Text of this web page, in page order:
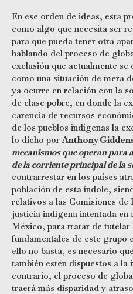
En ese orden de ideas, esta
como algo que necesita ser
para que pueda tener otra
hablando del proceso de
exclusión que actualmente
como una situación de mera
ya ocurre en relación con la
de clase pobre, en donde la
carencia de recursos
de los pueblos indígenas la
lo dicho porAnthony
mecanismos que operan para
de la corriente principal de la
contrarrestar en los países
población de esta índole,
relativos a las Comisiones de
justicia indígena intentada en
México, para tratar de tutelar
fundamentales de este grupo
ello no basta, es necesario
también estén dispuestos a
contrario, el proceso de
traerá más disparidad y